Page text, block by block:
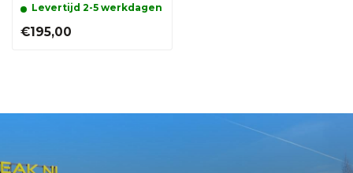
Levertijd 2-5 werkdagen
€195,00